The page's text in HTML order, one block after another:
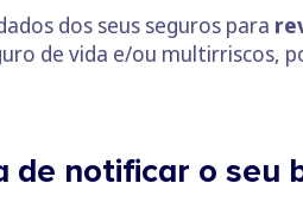
dos seus seguros para
de vida e/ou multirriscos,
de notificar o